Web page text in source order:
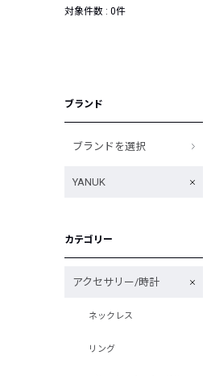
編集部のおすすめアイテム
対象件数 : 0件
ブランド
ブランドを選択
YANUK
カテゴリー
アクセサリー/時計
ネックレス
リング